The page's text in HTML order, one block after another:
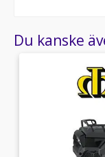
Du kanske